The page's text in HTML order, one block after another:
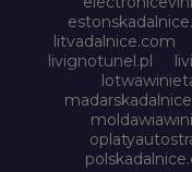
litvadalnice.com
livignotunel.pl